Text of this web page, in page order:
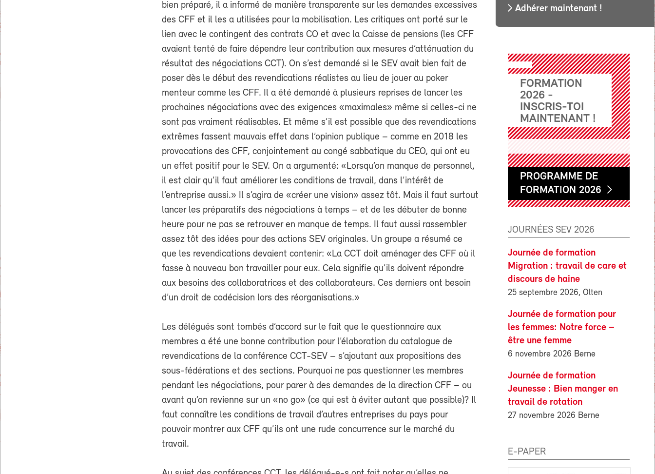
bien préparé, il a informé de manière transparente sur les demandes excessives
des CFF et il les a utilisées pour la mobilisation. Les critiques ont porté sur le
lien avec le contingent des contrats CO et avec la Caisse de pensions (les CFF
avaient tenté de faire dépendre leur contribution aux mesures d’atténuation du
résultat des négociations CCT). On s’est demandé si le SEV avait bien fait de
poser dès le début des revendications réalistes au lieu de jouer au poker
menteur comme les CFF. Il a été demandé à plusieurs reprises de lancer les
prochaines négociations avec des exigences «maximales» même si celles-ci ne
sont pas vraiment réalisables. Et même s’il est possible que des revendications
extrêmes fassent mauvais effet dans l’opinion publique – comme en 2018 les
provocations des CFF, conjointement au congé sabbatique du CEO, qui ont eu
un effet positif pour le SEV. On a argumenté: «Lorsqu’on manque de personnel,
il est clair qu’il faut améliorer les conditions de travail, dans l’intérêt de
l’entreprise aussi.» Il s’agira de «créer une vision» assez tôt. Mais il faut surtout
lancer les préparatifs des négociations à temps – et de les débuter de bonne
heure pour ne pas se retrouver en manque de temps. Il faut aussi rassembler
assez tôt des idées pour des actions SEV originales. Un groupe a résumé ce
que les revendications devaient contenir: «La CCT doit aménager des CFF où il
fasse à nouveau bon travailler pour eux. Cela signifie qu’ils doivent répondre
aux besoins des collaboratrices et des collaborateurs. Ces derniers ont besoin
d’un droit de codécision lors des réorganisations.»
Les délégués sont tombés d’accord sur le fait que le questionnaire aux
membres a été une bonne contribution pour l’élaboration du catalogue de
revendications de la conférence CCT-SEV – s’ajoutant aux propositions des
sous-fédérations et des sections. Pourquoi ne pas questionner les membres
pendant les négociations, pour parer à des demandes de la direction CFF – ou
avant qu’on revienne sur un «no go» (ce qui est à éviter autant que possible)? Il
faut connaître les conditions de travail d’autres entreprises du pays pour
pouvoir montrer aux CFF qu’ils ont une rude concurrence sur le marché du
travail.
Adhérer maintenant !
FORMATION
2026 -
INSCRIS-TOI
MAINTENANT !
PROGRAMME DE
FORMATION 2026
JOURNÉES SEV 2026
Journée de formation
Migration : travail de care et
discours de haine
25 septembre 2026, Olten
Journée de formation pour
les femmes: Notre force –
être une femme
6 novembre 2026 Berne
Journée de formation
Jeunesse : Bien manger en
travail de rotation
27 novembre 2026 Berne
E-PAPER